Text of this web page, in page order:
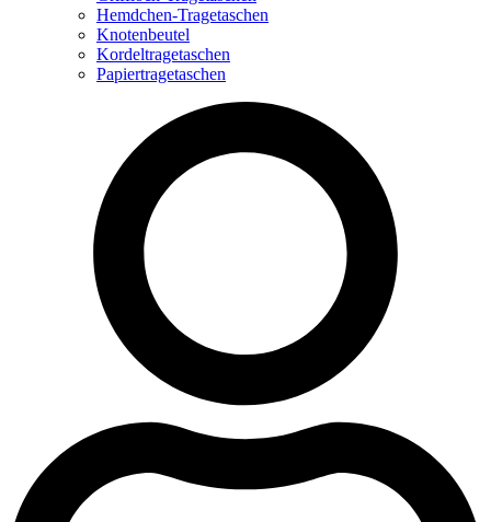
Hemdchen-Tragetaschen
Knotenbeutel
Kordeltragetaschen
Papiertragetaschen